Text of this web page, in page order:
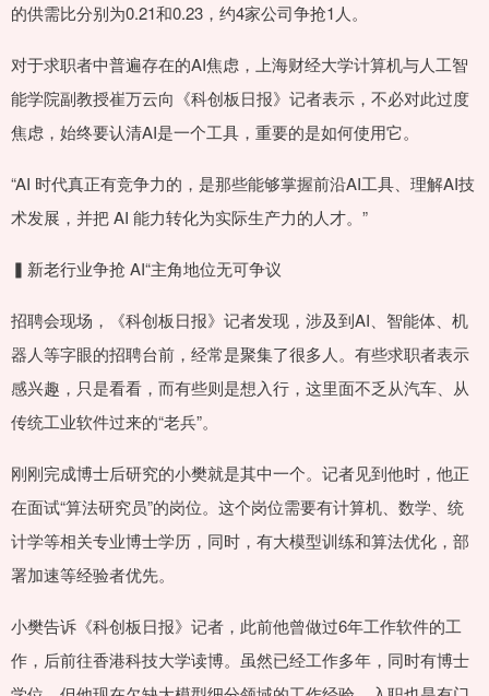
的供需比分别为0.21和0.23，约4家公司争抢1人。
对于求职者中普遍存在的AI焦虑，上海财经大学计算机与人工智
能学院副教授崔万云向《科创板日报》记者表示，不必对此过度
焦虑，始终要认清AI是一个工具，重要的是如何使用它。
“AI 时代真正有竞争力的，是那些能够掌握前沿AI工具、理解AI技
术发展，并把 AI 能力转化为实际生产力的人才。”
▍新老行业争抢 AI“主角地位无可争议
招聘会现场，《科创板日报》记者发现，涉及到AI、智能体、机
器人等字眼的招聘台前，经常是聚集了很多人。有些求职者表示
感兴趣，只是看看，而有些则是想入行，这里面不乏从汽车、从
传统工业软件过来的“老兵”。
刚刚完成博士后研究的小樊就是其中一个。记者见到他时，他正
在面试“算法研究员”的岗位。这个岗位需要有计算机、数学、统
计学等相关专业博士学历，同时，有大模型训练和算法优化，部
署加速等经验者优先。
小樊告诉《科创板日报》记者，此前他曾做过6年工作软件的工
作，后前往香港科技大学读博。虽然已经工作多年，同时有博士